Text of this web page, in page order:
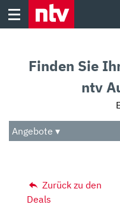
Skip
Audio
Das Beste
Finden Sie
ntv
Angebote ▾
Zurück zu den
Deals